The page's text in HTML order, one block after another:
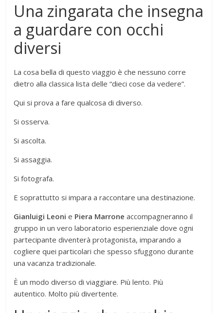
Una zingarata che insegna
a guardare con occhi
diversi
La cosa bella di questo viaggio è che nessuno corre
dietro alla classica lista delle “dieci cose da vedere”.
Qui si prova a fare qualcosa di diverso.
Si osserva.
Si ascolta.
Si assaggia.
Si fotografa.
E soprattutto si impara a raccontare una destinazione.
Gianluigi Leoni e Piera Marrone accompagneranno il
gruppo in un vero laboratorio esperienziale dove ogni
partecipante diventerà protagonista, imparando a
cogliere quei particolari che spesso sfuggono durante
una vacanza tradizionale.
È un modo diverso di viaggiare. Più lento. Più
autentico. Molto più divertente.